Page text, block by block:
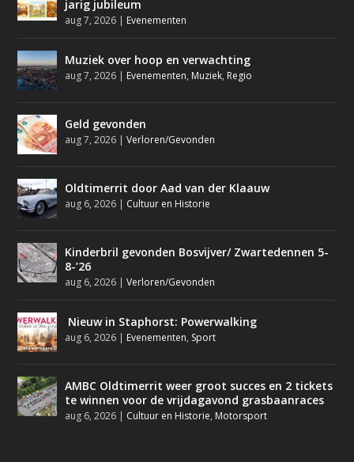
jarig jubileum
aug 7, 2026 | Evenementen
Muziek over hoop en verwachting
aug 7, 2026 | Evenementen, Muziek, Regio
Geld gevonden
aug 7, 2026 |Verloren/Gevonden
Oldtimerrit door Aad van der Klaauw
aug 6, 2026 | Cultuur en Historie
Kinderbril gevonden Bosvijver/ Zwartedennen 5-
8-’26
aug 6, 2026 |Verloren/Gevonden
Nieuw in Staphorst: Powerwalking
aug 6, 2026 | Evenementen, Sport
AMBC Oldtimerrit weer groot succes en 2 tickets
te winnen voor de vrijdagavond grasbaanraces
aug 6, 2026 | Cultuur en Historie, Motorsport